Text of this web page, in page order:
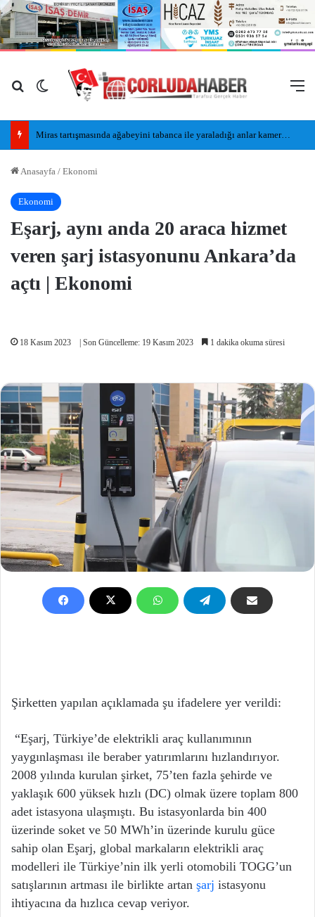
Arama yap ...
Dış görünümü değiştir
Miras tartışmasında ağabeyini tabanca ile yaraladığı anlar kamerada
Anasayfa / Ekonomi
Ekonomi
Eşarj, aynı anda 20 araca hizmet
veren şarj istasyonunu Ankara’da
açtı | Ekonomi
18 Kasım 2023 | Son Güncelleme: 19 Kasım 2023 1 dakika okuma süresi
Şirketten yapılan açıklamada şu ifadelere yer verildi:
“Eşarj, Türkiye’de elektrikli araç kullanımının
yaygınlaşması ile beraber yatırımlarını hızlandırıyor.
2008 yılında kurulan şirket, 75’ten fazla şehirde ve
yaklaşık 600 yüksek hızlı (DC) olmak üzere toplam 800
adet istasyona ulaşmıştı. Bu istasyonlarda bin 400
üzerinde soket ve 50 MWh’in üzerinde kurulu güce
sahip olan Eşarj, global markaların elektrikli araç
modelleri ile Türkiye’nin ilk yerli otomobili TOGG’un
satışlarının artması ile birlikte artan şarj istasyonu
ihtiyacına da hızlıca cevap veriyor.